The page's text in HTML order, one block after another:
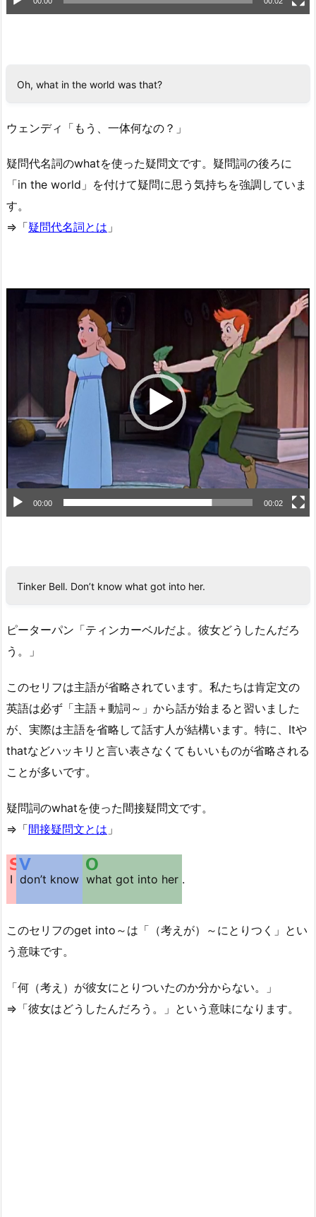
Oh, what in the world was that?
ウェンディ「もう、一体何なの？」
疑問代名詞のwhatを使った疑問文です。疑問詞の後ろに
「in the world」を付けて疑問に思う気持ちを強調していま
す。
⇒「疑問代名詞とは 」
ー
00:00 00:02
Tinker Bell. Don’t know what got into her.
ピーターパン「ティンカーベルだよ。彼女どうしたんだろ
う。」
このセリフは主語が省略されています。私たちは肯定文の
英語は必ず「主語＋動詞～」から話が始まると習いました
が、実際は主語を省略して話す人が結構います。特に、Itや
thatなどハッキリと言い表さなくてもいいものが省略される
ことが多いです。
疑問詞のwhatを使った間接疑問文です。
⇒「間接疑問文とは 」
I don’t know what got into her .
このセリフのget into～は「（考えが）～にとりつく」とい
う意味です。
「何（考え）が彼女にとりついたのか分からない。」
⇒「彼女はどうしたんだろう。」という意味になります。